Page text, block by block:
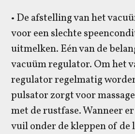
• De afstelling van het
voor een slechte
uitmelken. Eén van de
vacuüm regulator. Om het
regulator regelmatig
pulsator zorgt voor
met de rustfase. Wanneer
vuil onder de kleppen of